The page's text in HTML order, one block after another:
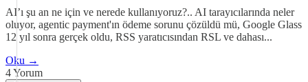
AI’ı şu an ne için ve nerede kullanıyoruz?.. AI tarayıcılarında neler
oluyor, agentic payment'ın ödeme sorunu çözüldü mü, Google Glass
12 yıl sonra gerçek oldu, RSS yaratıcısından RSL ve dahası...
Oku →
4 Yorum